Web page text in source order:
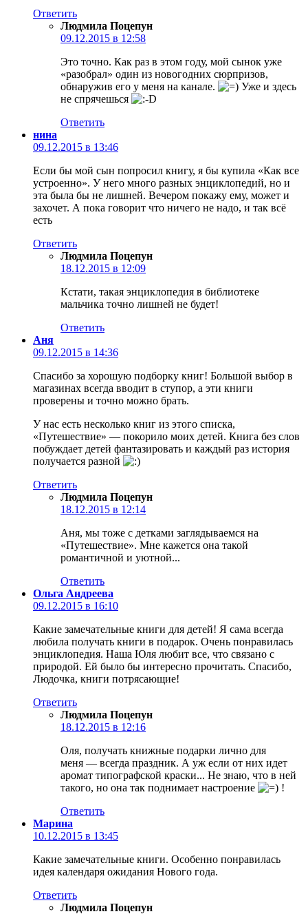
Ответить
Людмила Поцепун
09.12.2015 в 12:58
Это точно. Как раз в этом году, мой сынок уже
«разобрал» один из новогодних сюрпризов,
обнаружив его у меня на канале.
Уже и здесь
не спрячешься
Ответить
нина
09.12.2015 в 13:46
Если бы мой сын попросил книгу, я бы купила «Как все
устроенно». У него много разных энциклопедий, но и
эта была бы не лишней. Вечером покажу ему, может и
захочет. А пока говорит что ничего не надо, и так всё
есть
Ответить
Людмила Поцепун
18.12.2015 в 12:09
Кстати, такая энциклопедия в библиотеке
мальчика точно лишней не будет!
Ответить
Аня
09.12.2015 в 14:36
Спасибо за хорошую подборку книг! Большой выбор в
магазинах всегда вводит в ступор, а эти книги
проверены и точно можно брать.
У нас есть несколько книг из этого списка,
«Путешествие» — покорило моих детей. Книга без слов
побуждает детей фантазировать и каждый раз история
получается разной
Ответить
Людмила Поцепун
18.12.2015 в 12:14
Аня, мы тоже с детками заглядываемся на
«Путешествие». Мне кажется она такой
романтичной и уютной...
Ответить
Ольга Андреева
09.12.2015 в 16:10
Какие замечательные книги для детей! Я сама всегда
любила получать книги в подарок. Очень понравилась
энциклопедия. Наша Юля любит все, что связано с
природой. Ей было бы интересно прочитать. Спасибо,
Людочка, книги потрясающие!
Ответить
Людмила Поцепун
18.12.2015 в 12:16
Оля, получать книжные подарки лично для
меня — всегда праздник. А уж если от них идет
аромат типографской краски... Не знаю, что в ней
такого, но она так поднимает настроение
!
Ответить
Марина
10.12.2015 в 13:45
Какие замечательные книги. Особенно понравилась
идея календаря ожидания Нового года.
Ответить
Людмила Поцепун